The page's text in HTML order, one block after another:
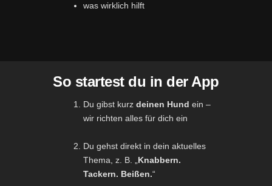
was wirklich hilft
So startest du in der App
Du gibst kurz deinen Hund ein –
wir richten alles für dich ein
Du gehst direkt in dein aktuelles
Thema, z. B. „ Knabbern.
Tackern. Beißen.“